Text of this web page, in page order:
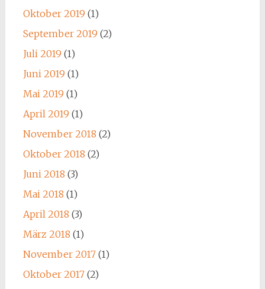
Oktober 2019 (1)
September 2019 (2)
Juli 2019 (1)
Juni 2019 (1)
Mai 2019 (1)
April 2019 (1)
November 2018 (2)
Oktober 2018 (2)
Juni 2018 (3)
Mai 2018 (1)
April 2018 (3)
März 2018 (1)
November 2017(1)
Oktober 2017(2)